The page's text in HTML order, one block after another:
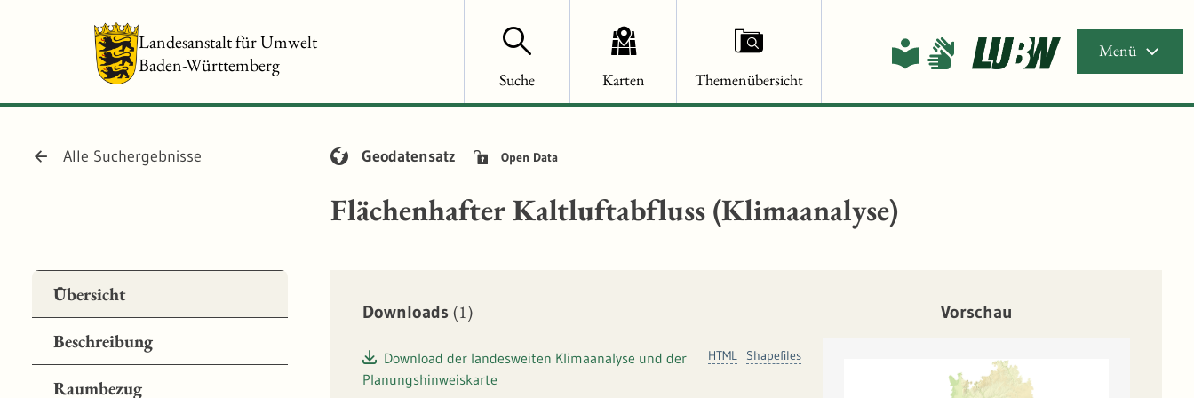
Landesanstalt für Umwelt
Baden-Württemberg
Suche Karten Themenübersicht
Menü
Alle Suchergebnisse Geodatensatz Open Data
Flächenhafter Kaltluftabfluss (Klimaanalyse)
Übersicht
Beschreibung
Raumbezug
Downloads (1)
Shapefiles
HTML
Download der landesweiten Klimaanalyse und der
Planungshinweiskarte
Vorschau